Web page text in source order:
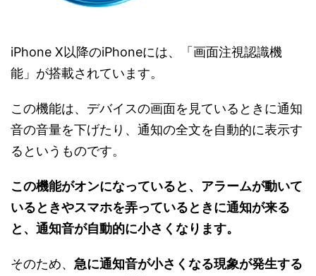
iPhone X以降のiPhoneには、「画面注視認識機
能」が搭載されています。
この機能は、デバイスの画面を見ているときに通知
音の音量を下げたり、通知の全文を自動的に表示す
るというものです。
この機能がオンになっていると、アラームが動いて
いるときやスマホを弄っているときに通知が来る
と、通知音が自動的に小さくなります。
そのため、 急に通知音が小さくなる現象が発生する